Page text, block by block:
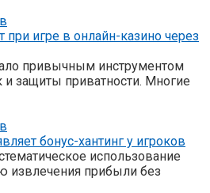
при игре в онлайн-казино через
привычным инструментом
и защиты приватности. Многие
бонус-хантинг у игроков
использование
извлечения прибыли без